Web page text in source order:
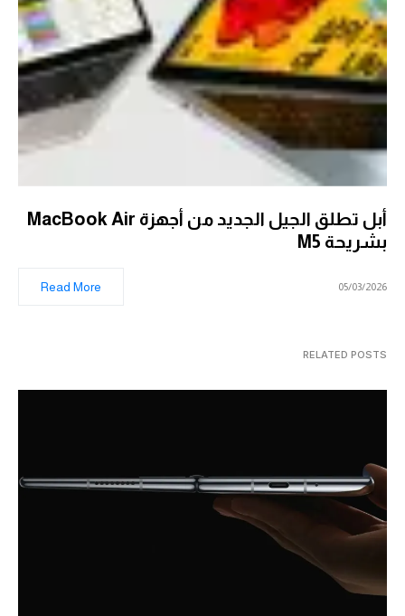
أبل تطلق الجيل الجديد من أجهزة MacBook Air
بشريحة M5
05/03/2026
Read More
RELATED POSTS